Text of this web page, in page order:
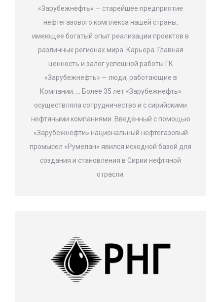
«Зарубежнефть» — старейшее предприятие
нефтегазового комплекса нашей страны,
имеющее богатый опыт реализации проектов в
различных регионах мира. Карьера. Главная
ценность и залог успешной работы ГК
«Зарубежнефть» — люди, работающие в
Компании. … Более 35 лет «Зарубежнефть»
осуществляла сотрудничество и с сирийскими
нефтяными компаниями. Введенный с помощью
«Зарубежнефти» национальный нефтегазовый
промысел «Румелан» явился исходной базой для
создания и становления в Сирии нефтяной
отрасли.